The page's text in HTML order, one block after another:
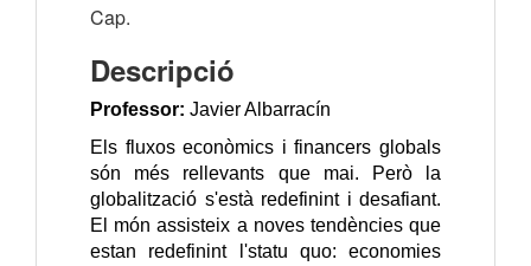
Cap.
Descripció
Professor: Javier Albarracín
Els fluxos econòmics i financers globals
són més rellevants que mai. Però la
globalització s'està redefinint i desafiant.
El món assisteix a noves tendències que
estan redefinint l'statu quo: economies